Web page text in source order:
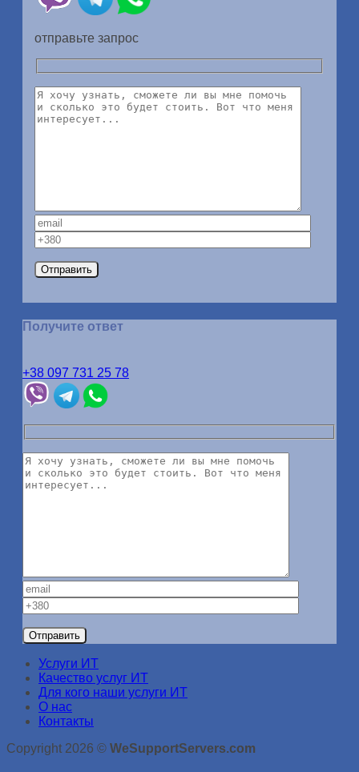
отправьте запрос
Получите ответ
+38 097 731 25 78
Услуги ИТ
Качество услуг ИТ
Для кого наши услуги ИТ
О нас
Контакты
Copyright 2026 © WeSupportServers.com